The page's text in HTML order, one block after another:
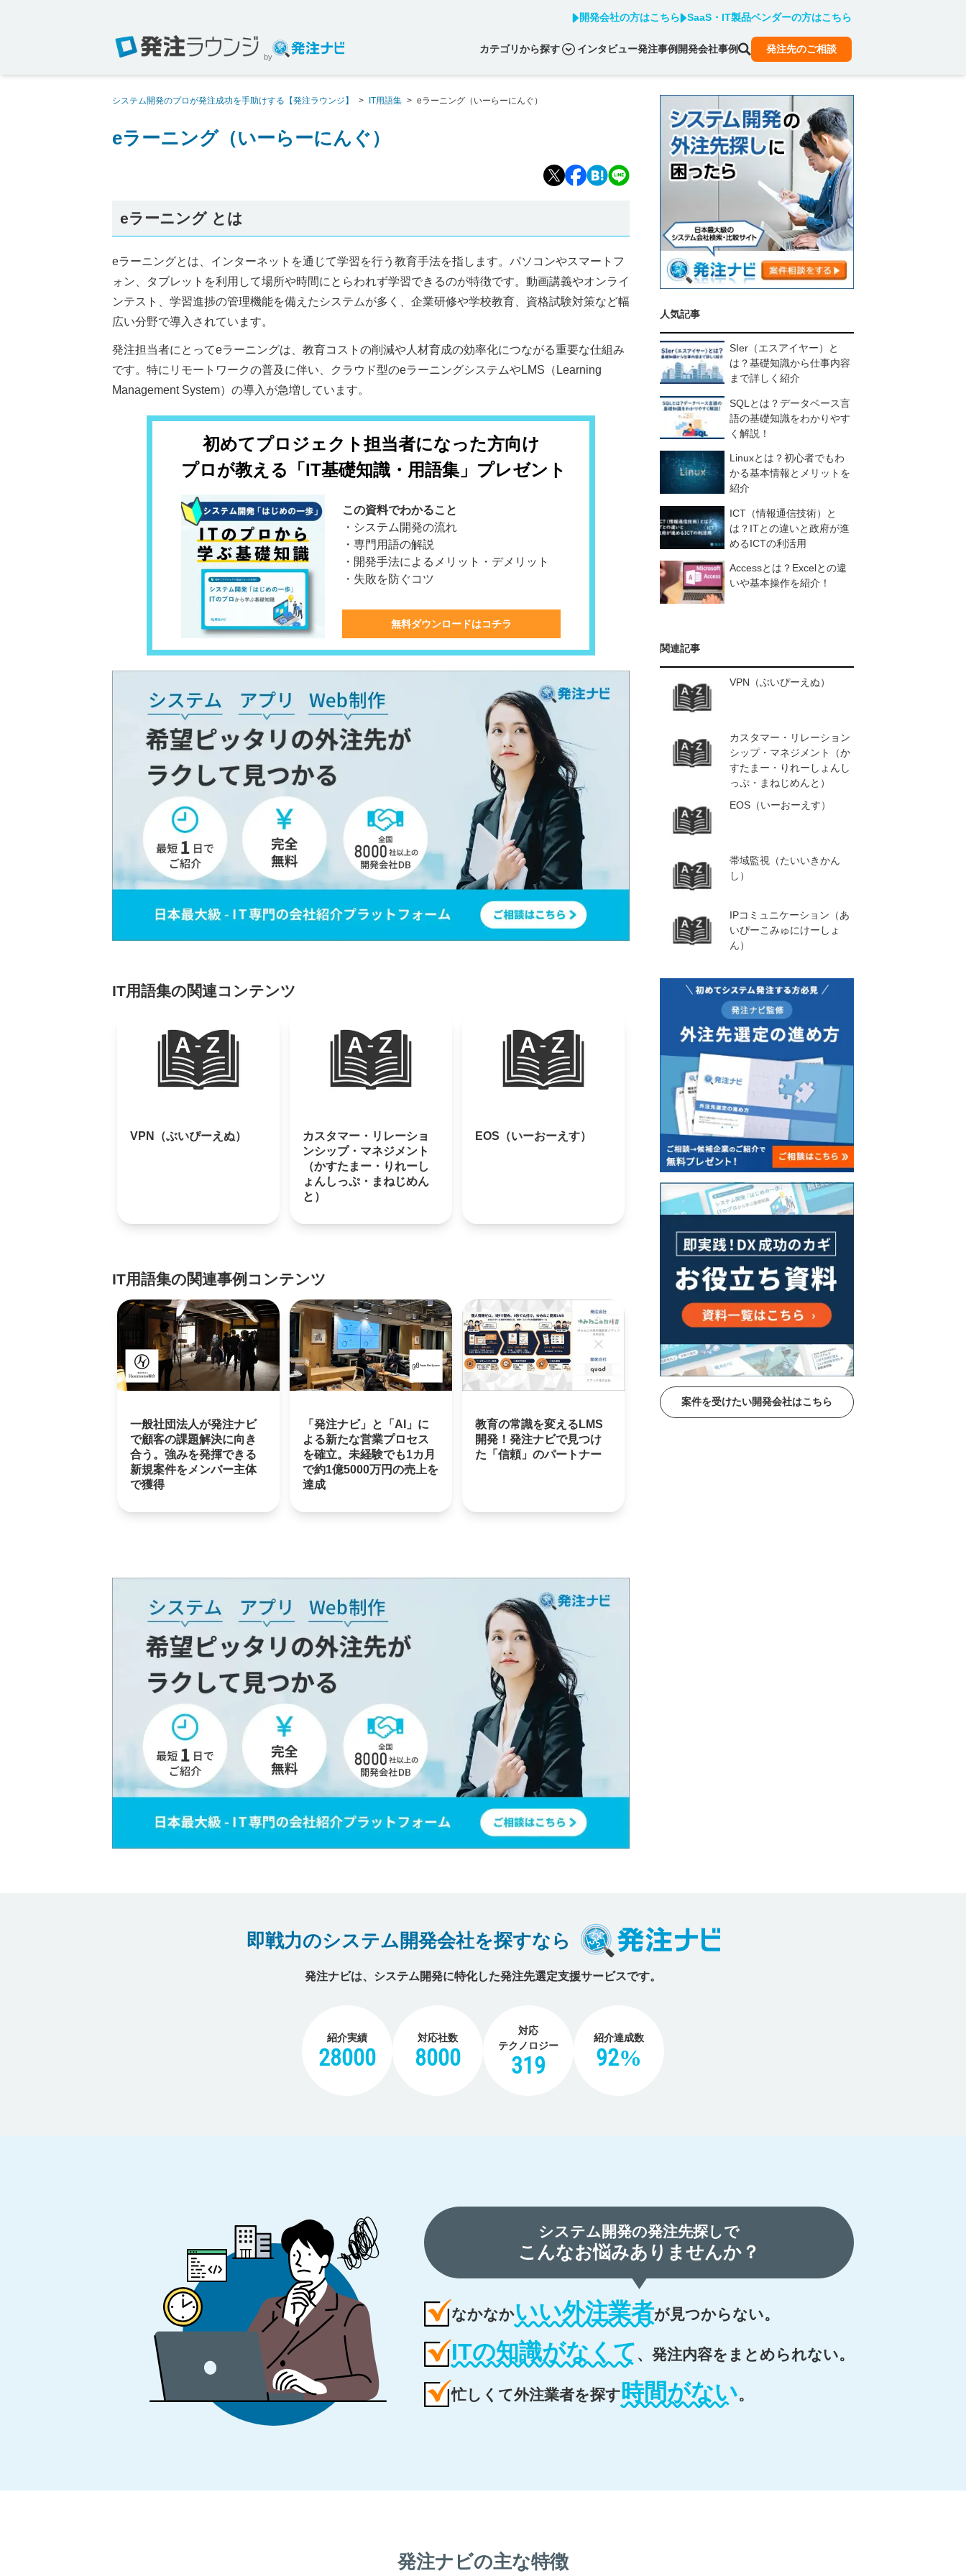
開発会社の方はこちら SaaS・IT製品ベンダーの方はこちら
by
カテゴリから探す インタビュー発注事例 開発会社事例 発注先のご相談
システム開発のプロが発注成功を手助けする【発注ラウンジ】 > IT用語集 > eラーニング（いーらーにんぐ）
eラーニング（いーらーにんぐ）
eラーニング とは
eラーニングとは、インターネットを通じて学習を行う教育手法を指します。パソコンやスマートフ
ォン、タブレットを利用して場所や時間にとらわれず学習できるのが特徴です。動画講義やオンライ
ンテスト、学習進捗の管理機能を備えたシステムが多く、企業研修や学校教育、資格試験対策など幅
広い分野で導入されています。
発注担当者にとってeラーニングは、教育コストの削減や人材育成の効率化につながる重要な仕組み
です。特にリモートワークの普及に伴い、クラウド型のeラーニングシステムやLMS（Learning
Management System）の導入が急増しています。
初めてプロジェクト担当者になった方向け
プロが教える「IT基礎知識・用語集」プレゼント
この資料でわかること
・システム開発の流れ
・専門用語の解説
・開発手法によるメリット・デメリット
・失敗を防ぐコツ
無料ダウンロードはコチラ
IT用語集の関連コンテンツ
VPN（ぶいぴーえぬ）
カスタマー・リレーショ
ンシップ・マネジメント
（かすたまー・りれーし
ょんしっぷ・まねじめん
と）
EOS（いーおーえす）
IT用語集の関連事例コンテンツ
一般社団法人が発注ナビ
で顧客の課題解決に向き
合う。強みを発揮できる
新規案件をメンバー主体
で獲得
「発注ナビ」と「AI」に
よる新たな営業プロセス
を確立。未経験でも1カ月
で約1億5000万円の売上を
達成
教育の常識を変えるLMS
開発！発注ナビで見つけ
た「信頼」のパートナー
人気記事
SIer（エスアイヤー）と
は？基礎知識から仕事内容
まで詳しく紹介
SQLとは？データベース言
語の基礎知識をわかりやす
く解説！
Linuxとは？初心者でもわ
かる基本情報とメリットを
紹介
ICT（情報通信技術）と
は？ITとの違いと政府が進
めるICTの利活用
Accessとは？Excelとの違
いや基本操作を紹介！
関連記事
VPN（ぶいぴーえぬ）
カスタマー・リレーション
シップ・マネジメント（か
すたまー・りれーしょんし
っぷ・まねじめんと）
EOS（いーおーえす）
帯域監視（たいいきかん
し）
IPコミュニケーション（あ
いぴーこみゅにけーしょ
ん）
案件を受けたい開発会社はこちら
即戦力のシステム開発会社を探すなら
発注ナビは、システム開発に特化した発注先選定支援サービスです。
紹介実績
28000
対応社数
8000
対応
テクノロジー
319
紹介達成数
92%
システム開発の発注先探しで
こんなお悩みありませんか？
なかなかいい外注業者が見つからない。
ITの知識がなくて 、 発注内容をまとめられない。
忙しくて外注業者を探す時間がない。
発注ナビの主な特徴